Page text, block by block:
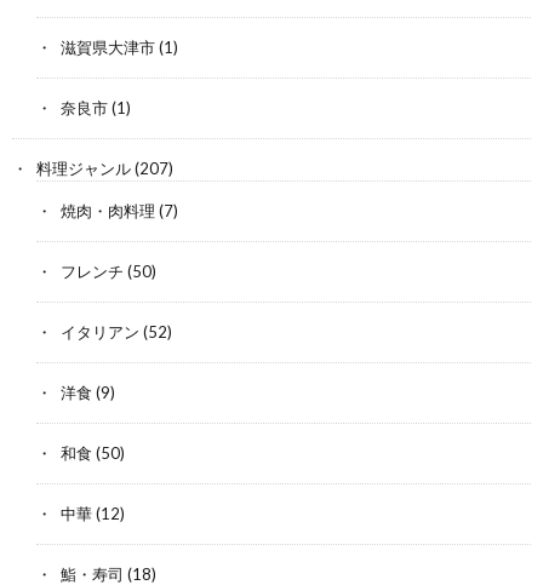
滋賀県大津市(1)
奈良市(1)
料理ジャンル(207)
焼肉・肉料理 (7)
フレンチ (50)
イタリアン (52)
洋食 (9)
和食 (50)
中華(12)
鮨・寿司 (18)